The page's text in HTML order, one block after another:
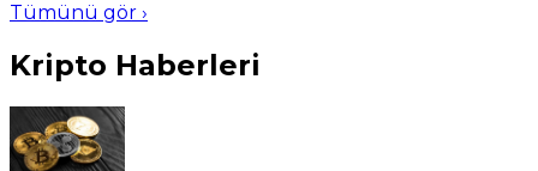
Tümünü gör ›
Kripto Haberleri